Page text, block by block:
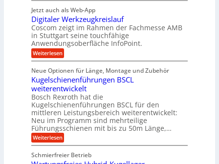
i
e
b
e
f
ü
r
r
a
u
e
U
m
g
e
b
t
r
a
g
s
e
i
g
a
n
g
n
i
g
e
r
S
t
e
l
l
e
n
e
t
r
i
e
b
e
f
r
p
r
ä
z
i
s
e
H
u
b
e
ä
z
i
s
i
o
n
f
r
A
u
t
o
m
o
t
i
v
e
n
Jetzt auch als Web-App
Digitaler Werkzeugkreislauf
Coscom zeigt im Rahmen der Fachmesse AMB
in Stuttgart seine touchfähige
Anwendungsoberfläche InfoPoint.
Weiterlesen:
D
g
i
t
a
l
e
r
W
e
r
k
z
e
u
Neue Optionen für Länge, Montage und Zubehör
Kugelschienenführungen BSCL
weiterentwickelt
Bosch Rexroth hat die
Kugelschienenführungen BSCL für den
mittleren Leistungsbereich weiterentwickelt:
Neu im Programm sind mehrteilige
Führungsschienen mit bis zu 50m Länge,…
Weiterlesen:
K
g
Schmierfreier Betrieb